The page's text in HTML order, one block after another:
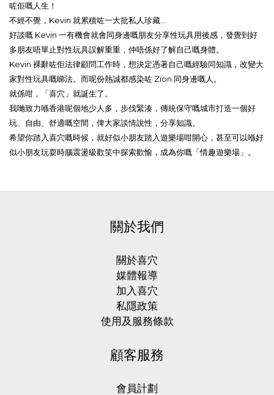
咗佢嘅人生！
不經不覺，Kevin 就累積咗一大批私人珍藏...
好談嘅 Kevin 一有機會就會同身邊嘅朋友分享性玩具用後感，發覺到好
多朋友唔單止對性玩具誤解重重，仲唔係好了解自己嘅身體。
Kevin 裸辭咗佢法律顧問工作時，想決定憑著自己嘅經驗同知識，改變大
家對性玩具嘅睇法。而呢份熱誠都感染咗 Zion 同身邊嘅人。
就係咁，「喜穴」就誕生了。
我哋致力喺香港呢個地少人多，步伐緊湊，傳統保守嘅城市打造一個好
玩、自由、舒適嘅空間，俾大家談情說性，分享知識。
希望你踏入喜穴嘅時候，就好似小朋友踏入遊樂場咁開心，甚至可以喺好
似小朋友玩耍時腦震盪級歡笑中探索歡愉，成為你嘅「情趣遊樂場」。
關於我們
關於喜穴
媒體報導
加入喜穴
私隱政策
使用及服務條款
顧客服務
會員計劃